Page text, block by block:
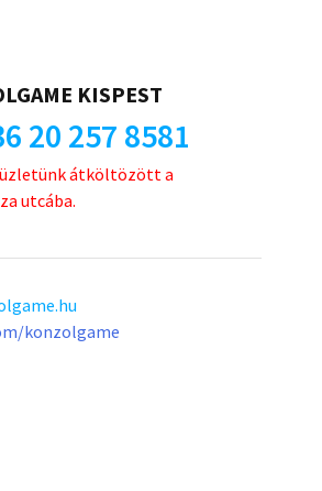
KISPEST
20 257 8581
átköltözött a
utcába.
konzolgame